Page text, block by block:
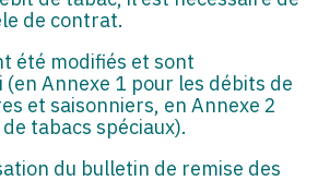
de contrat.
été modifiés et sont
(en Annexe 1 pour les débits de
et saisonniers, en Annexe 2
tabacs spéciaux).
du bulletin de remise des